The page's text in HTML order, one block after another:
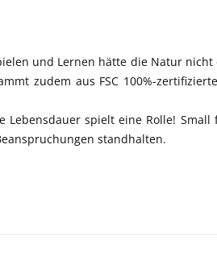
und Lernen hätte die Natur
zudem aus FSC 100%-
spielt eine Rolle!
standhalten.